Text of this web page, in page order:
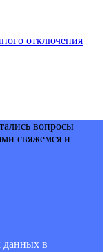
отключения
вопросы
свяжемся и
данных в